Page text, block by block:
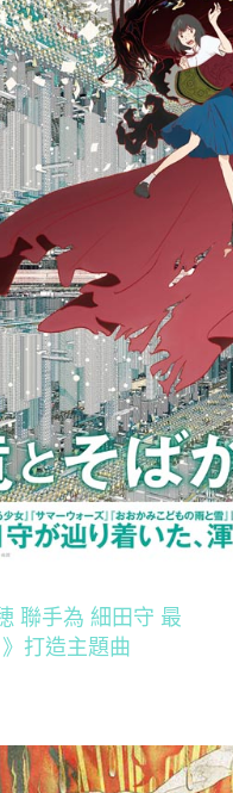
聯手為 細田守 最
打造主題曲